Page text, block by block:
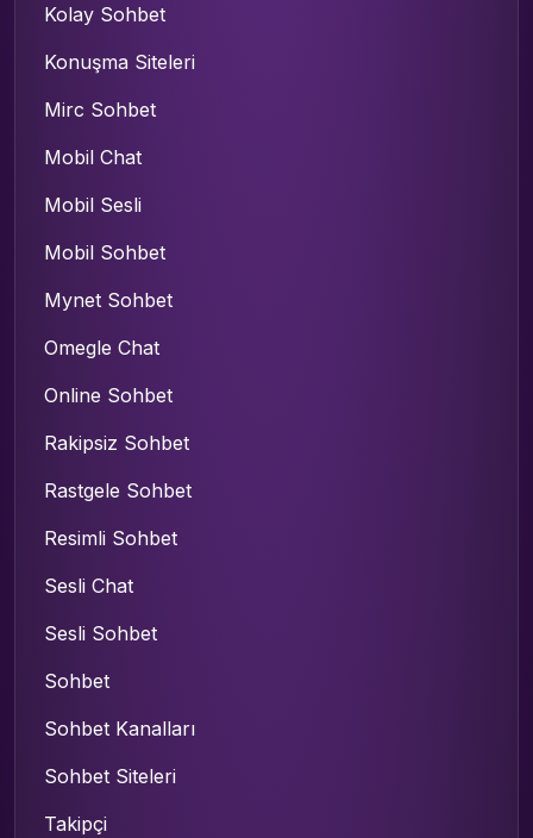
Kolay Sohbet
Konuşma Siteleri
Mirc Sohbet
Mobil Chat
Mobil Sesli
Mobil Sohbet
Mynet Sohbet
Omegle Chat
Online Sohbet
Rakipsiz Sohbet
Rastgele Sohbet
Resimli Sohbet
Sesli Chat
Sesli Sohbet
Sohbet
Sohbet Kanalları
Sohbet Siteleri
Takipçi